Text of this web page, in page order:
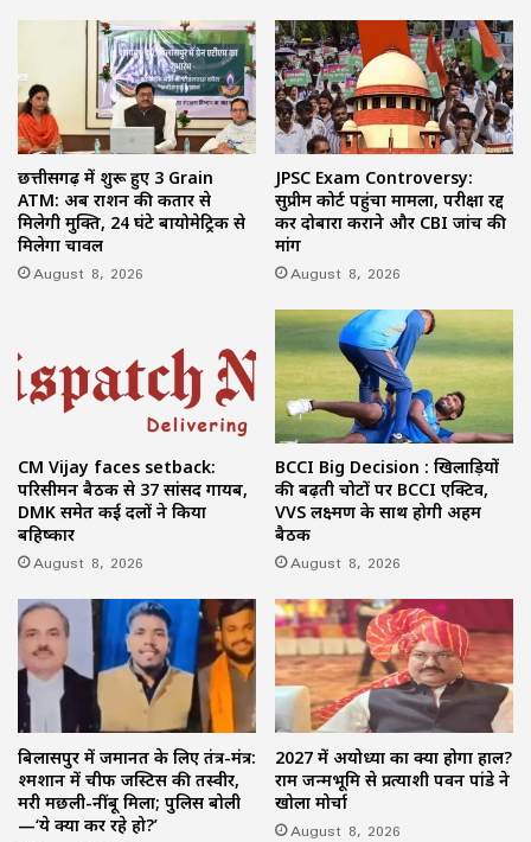
छत्तीसगढ़ में शुरू हुए 3 Grain
ATM: अब राशन की कतार से
मिलेगी मुक्ति, 24 घंटे बायोमेट्रिक से
मिलेगा चावल
August 8, 2026
JPSC Exam Controversy:
सुप्रीम कोर्ट पहुंचा मामला, परीक्षा रद्द
कर दोबारा कराने और CBI जांच की
मांग
August 8, 2026
CM Vijay faces setback:
परिसीमन बैठक से 37 सांसद गायब,
DMK समेत कई दलों ने किया
बहिष्कार
August 8, 2026
BCCI Big Decision : खिलाड़ियों
की बढ़ती चोटों पर BCCI एक्टिव,
VVS लक्ष्मण के साथ होगी अहम
बैठक
August 8, 2026
बिलासपुर में जमानत के लिए तंत्र-मंत्र:
श्मशान में चीफ जस्टिस की तस्वीर,
मरी मछली-नींबू मिला; पुलिस बोली
—‘ये क्या कर रहे हो?’
2027 में अयोध्या का क्या होगा हाल?
राम जन्मभूमि से प्रत्याशी पवन पांडे ने
खोला मोर्चा
August 8, 2026